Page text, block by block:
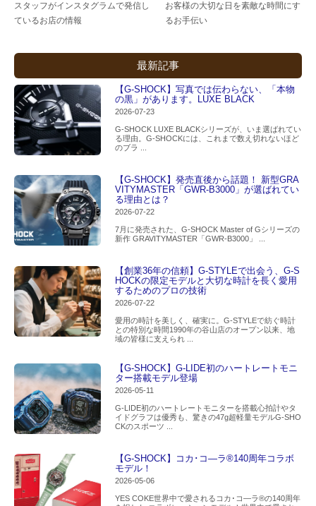
スタッフがインスタグラムで発信し
ているお店の情報
お客様の大切な日を素敵な時間にす
るお手伝い
最新記事
【G-SHOCK】写真では伝わらない、「本物
の黒」があります。LUXE BLACK
2026-07-23
G-SHOCK LUXE BLACKシリーズが、いま選ばれてい
る理由。G-SHOCKには、これまで数え切れないほど
のブラ ...
【G-SHOCK】発売直後から話題！ 新型GRA
VITYMASTER「GWR-B3000」が選ばれてい
る理由とは？
2026-07-22
7月に発売された、G-SHOCK Master of Gシリーズの
新作 GRAVITYMASTER「GWR-B3000」 ...
【創業36年の信頼】G-STYLEで出会う、G-S
HOCKの限定モデルと大切な時計を長く愛用
するためのプロの技術
2026-07-22
愛用の時計を美しく、確実に。G-STYLEで紡ぐ時計
との特別な時間1990年の谷山店のオープン以来、地
域の皆様に支えられ ...
【G-SHOCK】G-LIDE初のハートレートモニ
ター搭載モデル登場
2026-05-11
G-LIDE初のハートレートモニターを搭載心拍計やタ
イドグラフは優秀も、驚きの47g超軽量モデルG-SHO
CKのスポーツ ...
【G-SHOCK】コカ･コ―ラ®140周年コラボ
モデル！
2026-05-06
YES COKE世界中で愛されるコカ･コ―ラ®の140周年